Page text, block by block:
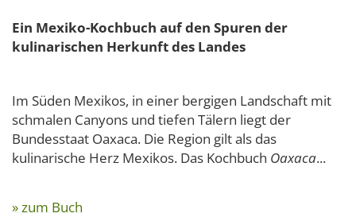
Ein Mexiko-Kochbuch auf den Spuren der
kulinarischen Herkunft des Landes
Im Süden Mexikos, in einer bergigen Landschaft mit
schmalen Canyons und tiefen Tälern liegt der
Bundesstaat Oaxaca. Die Region gilt als das
kulinarische Herz Mexikos. Das Kochbuch Oaxaca...
» zum Buch